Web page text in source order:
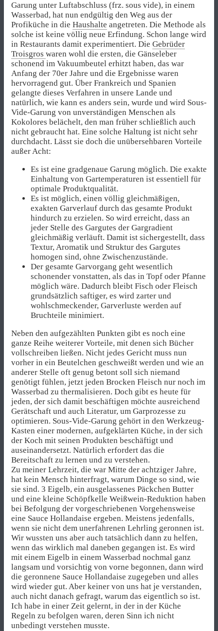
Garung unter Luftabschluss (frz. sous vide), in einem
Wasserbad, hat nun endgültig den Weg aus der
Profiküche in die Haushalte angetreten. Die Methode als
solche ist keine völlig neue Erfindung. Schon lange wird
in Restaurants damit experimentiert. Die Gebrüder
Troisgros waren wohl die ersten, die Gänseleber
schonend im Vakuumbeutel erhitzt haben, das war
Anfang der 70er Jahre und die Ergebnisse waren
hervorragend gut. Über Frankreich und Spanien
gelangte dieses Verfahren in unsere Lande und
natürlich, wie kann es anders sein, wurde und wird Sous-
Vide-Garung von unverständigen Menschen als
Kokolores belächelt, den man früher schließlich auch
nicht gebraucht hat. Eine solche Haltung ist nicht sehr
durchdacht. Lässt sie doch die unübersehbaren Vorteile
außer Acht:
Es ist eine gradgenaue Garung möglich. Die exakte
Einhaltung von Gartemperaturen ist essentiell für
optimale Produktqualität.
Es ist möglich, einen völlig gleichmäßigen,
exakten Garverlauf durch das gesamte Produkt
hindurch zu erzielen. So wird erreicht, dass an
jeder Stelle des Gargutes der Gargradient
gleichmäßig verläuft. Damit ist sichergestellt, dass
Textur, Aromatik und Struktur des Gargutes
homogen sind, ohne Zwischenzustände.
Der gesamte Garvorgang geht wesentlich
schonender vonstatten, als das in Topf oder Pfanne
möglich wäre. Dadurch bleibt Fisch oder Fleisch
grundsätzlich saftiger, es wird zarter und
wohlschmeckender, Garverluste werden auf
Bruchteile minimiert.
Neben den aufgezählten Punkten gibt es noch eine
ganze Reihe weiterer Vorteile, mit denen sich Bücher
vollschreiben ließen. Nicht jedes Gericht muss nun
vorher in ein Beutelchen geschweißt werden und wie an
anderer Stelle oft genug betont soll sich niemand
genötigt fühlen, jetzt jeden Brocken Fleisch nur noch im
Wasserbad zu thermalisieren. Doch gibt es heute für
jeden, der sich damit beschäftigen möchte ausreichend
Gerätschaft und auch Literatur, um Garprozesse zu
optimieren. Sous-Vide-Garung gehört in den Werkzeug-
Kasten einer modernen, aufgeklärten Küche, in der sich
der Koch mit seinen Produkten beschäftigt und
auseinandersetzt. Natürlich erfordert das die
Bereitschaft zu lernen und zu verstehen.
Zu meiner Lehrzeit, die war Mitte der achtziger Jahre,
hat kein Mensch hinterfragt, warum Dinge so sind, wie
sie sind. 3 Eigelb, ein ausgelassenes Päckchen Butter
und eine kleine Schöpfkelle Weißwein-Reduktion haben
bei Befolgung der vorgeschriebenen Vorgehensweise
eine Sauce Hollandaise ergeben. Meistens jedenfalls,
wenn sie nicht dem unerfahrenen Lehrling geronnen ist.
Wir wussten uns aber auch tatsächlich dann zu helfen,
wenn das wirklich mal daneben gegangen ist. Es wird
mit einem Eigelb in einem Wasserbad nochmal ganz
langsam und vorsichtig von vorne begonnen, dann wird
die geronnene Sauce Hollandaise zugegeben und alles
wird wieder gut. Aber keiner von uns hat je verstanden,
auch nicht danach gefragt, warum das eigentlich so ist.
Ich habe in einer Zeit gelernt, in der in der Küche
Regeln zu befolgen waren, deren Sinn ich nicht
unbedingt verstehen musste.